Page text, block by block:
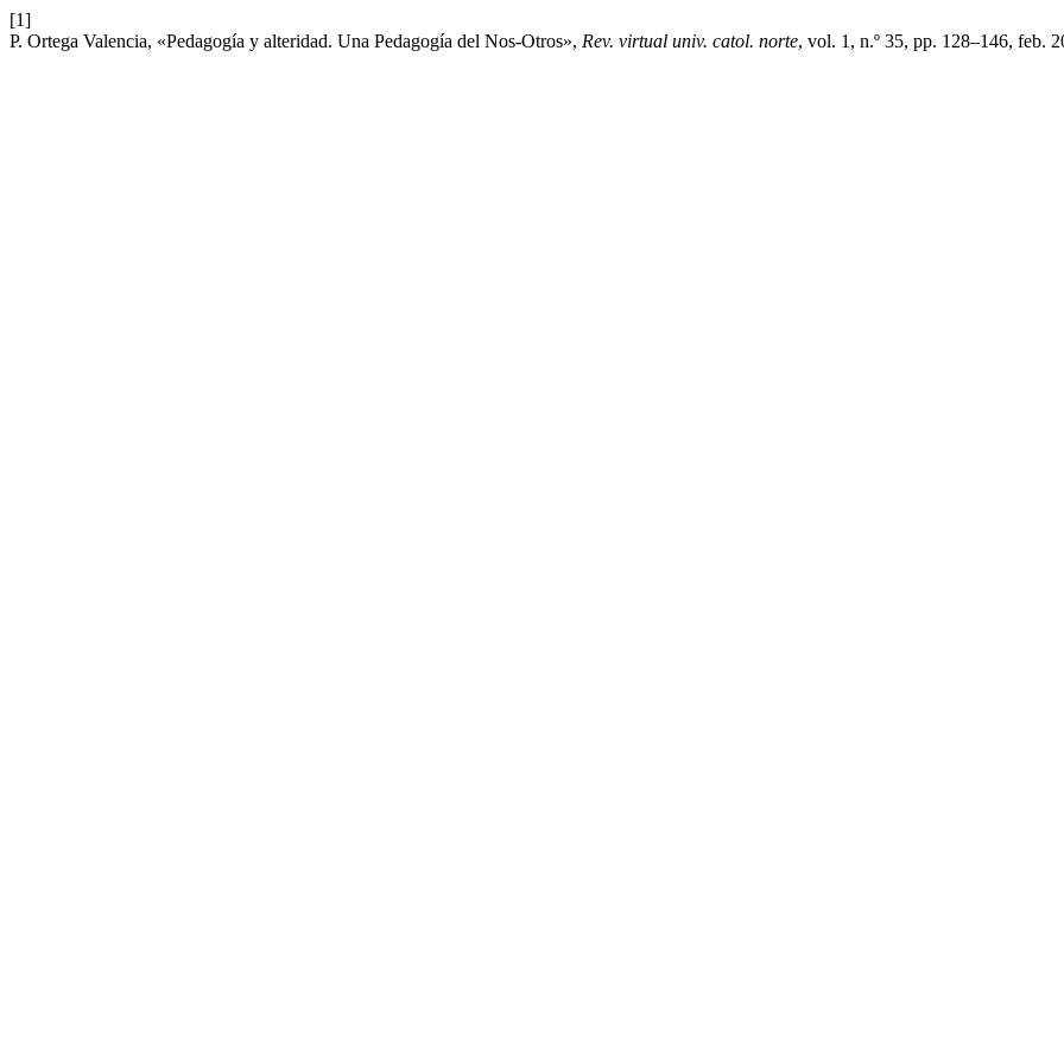
[1]
P. Ortega Valencia, «Pedagogía y alteridad. Una Pedagogía del Nos-Otros», Rev. virtual univ. catol. norte, vol. 1, n.º 35, pp. 128–146, feb.